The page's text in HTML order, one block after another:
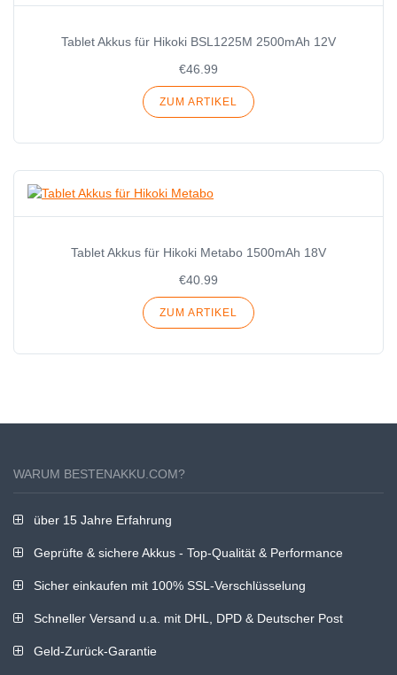
Tablet Akkus für Hikoki BSL1225M 2500mAh 12V
€46.99
ZUM ARTIKEL
Tablet Akkus für Hikoki Metabo 1500mAh 18V
€40.99
ZUM ARTIKEL
WARUM BESTENAKKU.COM?
über 15 Jahre Erfahrung
Geprüfte & sichere Akkus - Top-Qualität & Performance
Sicher einkaufen mit 100% SSL-Verschlüsselung
Schneller Versand u.a. mit DHL, DPD & Deutscher Post
Geld-Zurück-Garantie